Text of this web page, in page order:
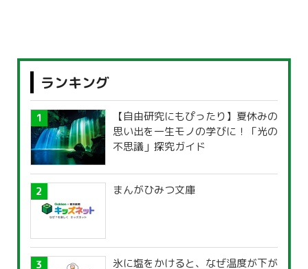
ランキング
【自由研究にもぴったり】夏休みの
思い出を一生モノの学びに！「光の
不思議」探究ガイド
まんがひみつ文庫
氷に塩をかけると、なぜ温度が下が